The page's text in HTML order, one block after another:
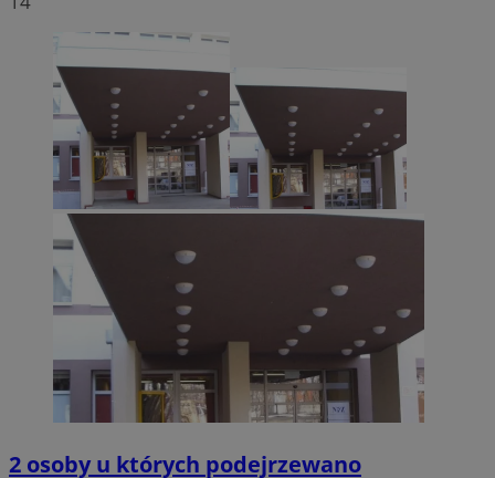
2 osoby u których podejrzewano